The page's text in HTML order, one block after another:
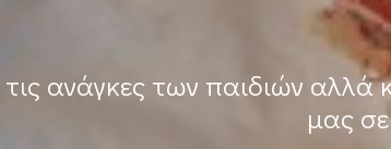
ανάγκες των παιδιών
μας